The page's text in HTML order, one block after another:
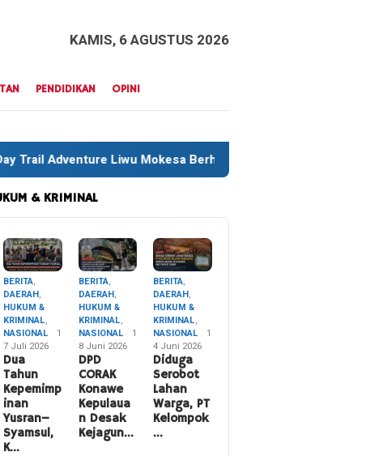
KAMIS, 6 AGUSTUS 2026
PENDIDIKAN OPINI
Berhasil Taklukkan Jalur Ekstrem HUT ke-12 Muna Barat
& KRIMINAL
BERITA,
DAERAH,
HUKUM &
KRIMINAL,
NASIONAL
1
7 Juli 2026
Dua
Tahun
Kepemimp
inan
Yusran–
Syamsul,
K…
BERITA,
DAERAH,
HUKUM &
KRIMINAL,
NASIONAL
1
8 Juni 2026
DPD
CORAK
Konawe
Kepulaua
n Desak
Kejagun…
BERITA,
DAERAH,
HUKUM &
KRIMINAL,
NASIONAL
1
4 Juni 2026
Diduga
Serobot
Lahan
Warga, PT
Kelompok
…